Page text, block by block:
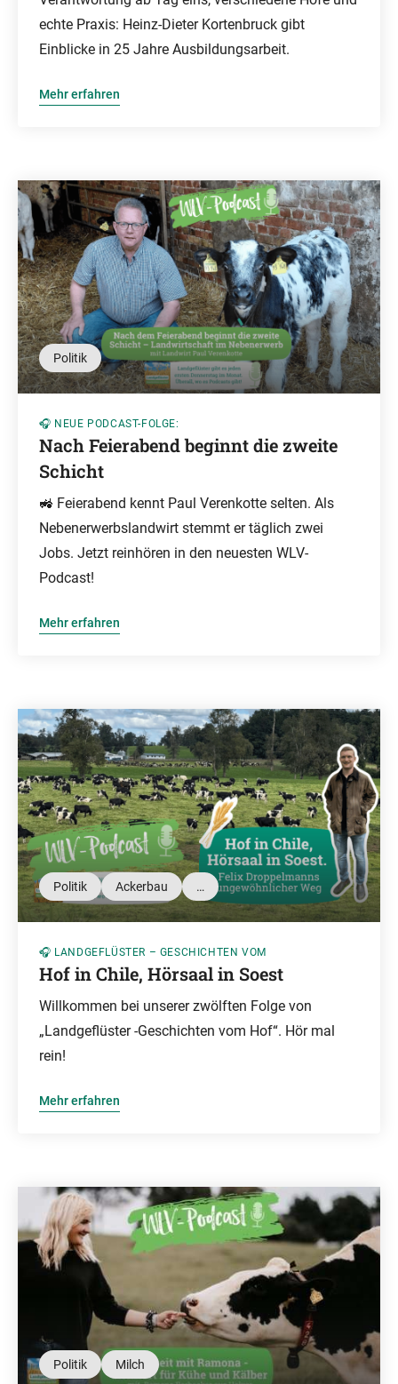
echte Praxis: Heinz-Dieter Kortenbruck gibt
Einblicke in 25 Jahre Ausbildungsarbeit.
Mehr erfahren
Politik
🎧 NEUE PODCAST-FOLGE:
Nach Feierabend beginnt die zweite
Schicht
🚜 Feierabend kennt Paul Verenkotte selten. Als
Nebenerwerbslandwirt stemmt er täglich zwei
Jobs. Jetzt reinhören in den neuesten WLV-
Podcast!
Mehr erfahren
Politik Ackerbau …
🎧 LANDGEFLÜSTER – GESCHICHTEN VOM
Hof in Chile, Hörsaal in Soest
Willkommen bei unserer zwölften Folge von
„Landgeflüster -Geschichten vom Hof“. Hör mal
rein!
Mehr erfahren
Politik Milch